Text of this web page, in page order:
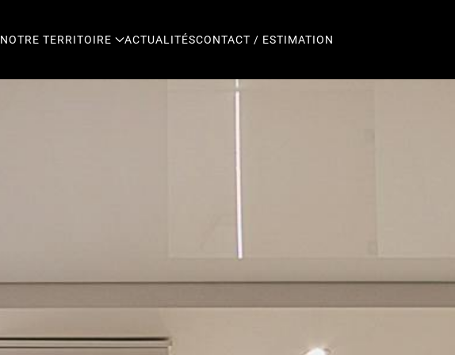
NOTRE TERRITOIRE ACTUALITÉSCONTACT / ESTIMATION